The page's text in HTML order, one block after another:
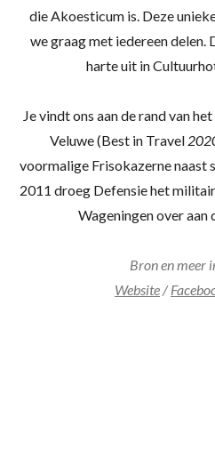
dieAkoesticum is. Deze
wegraag met iedereen delen.
harte uit in
Je vindt ons aan de rand van
Veluwe (Best in Travel
voormalige Frisokazerne naast
2011 droeg Defensie het
Wageningen over aan
Bron en meer
Website/